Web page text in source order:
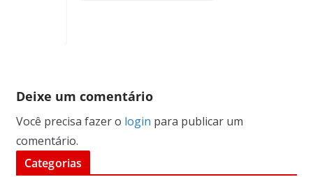
Deixe um comentário
Você precisa fazer o login para publicar um
comentário.
Categorias